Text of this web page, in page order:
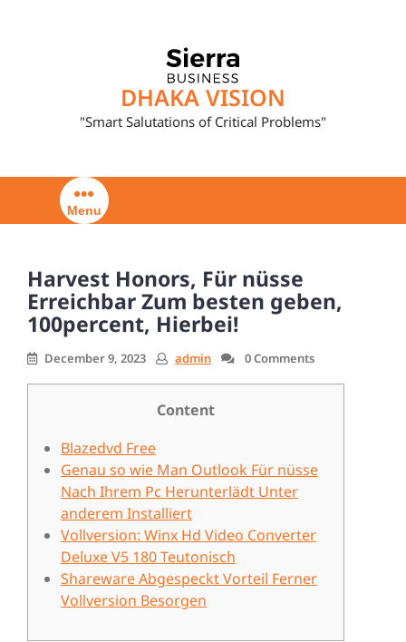
DHAKA VISION
"Smart Salutations of Critical Problems"
Menu
Harvest Honors, Für nüsse
Erreichbar Zum besten geben,
100percent, Hierbei!
December 9, 2023 admin 0 Comments
Content
Blazedvd Free
Genau so wie Man Outlook Für nüsse
Nach Ihrem Pc Herunterlädt Unter
anderem Installiert
Vollversion: Winx Hd Video Converter
Deluxe V5 180 Teutonisch
Shareware Abgespeckt Vorteil Ferner
Vollversion Besorgen